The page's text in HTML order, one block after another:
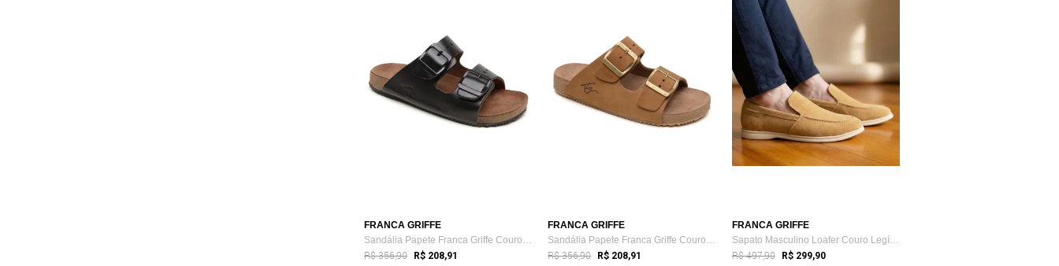
FRANCA GRIFFE
Sandália Papete Franca Griffe Couro Unis...
R$ 356,90 R$ 208,91
FRANCA GRIFFE
Sandália Papete Franca Griffe Couro Unis...
R$ 356,90 R$ 208,91
FRANCA GRIFFE
Sapato Masculino Loafer Couro Legítimo Z...
R$ 497,90 R$ 299,90